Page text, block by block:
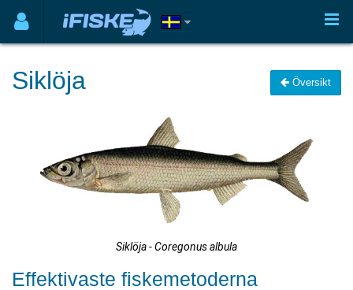
Siklöja Översikt
Siklöja - Coregonus albula
Effektivaste fiskemetoderna